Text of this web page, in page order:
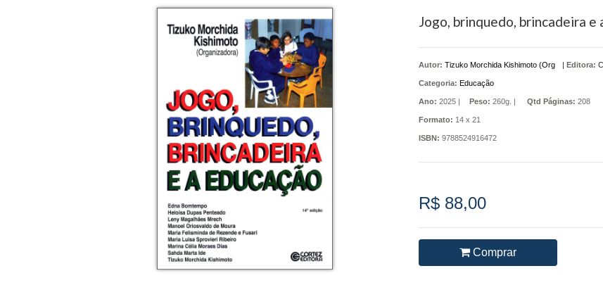
Jogo, brinquedo, brincadeira e
Autor: Tizuko Morchida Kishimoto (Org | Editora:
Categoria: Educação
Ano: 2025 | Peso: 260g. | Qtd Páginas: 208
Formato: 14 x 21
ISBN: 9788524916472
R$ 88,00
Comprar